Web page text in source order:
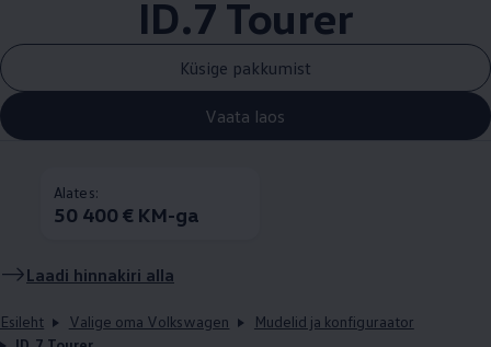
ID.7 Tourer
Küsige pakkumist
Vaata laos
Alates:
50 400 € KM-ga
Laadi hinnakiri alla
Esileht Valige oma Volkswagen
Mudelid ja konfiguraator